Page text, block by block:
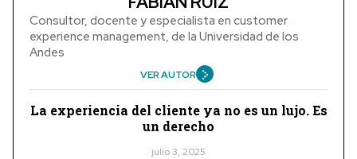
Consultor, docente y especialista en customer
experience management, de la Universidad de los
Andes
VER AUTOR
La experiencia del cliente ya no es un lujo. Es
un derecho
julio 3, 2025